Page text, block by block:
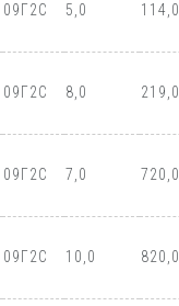
09Г2С 5,0 114,0
09Г2С 8,0 219,0
09Г2С 7,0 720,0
09Г2С 10,0 820,0